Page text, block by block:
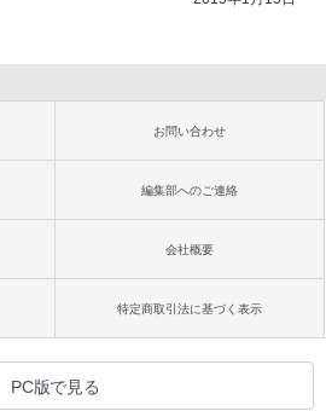
お問い合わせ
編集部へのご連絡
会社概要
特定商取引法に基づく表示
PC版で見る